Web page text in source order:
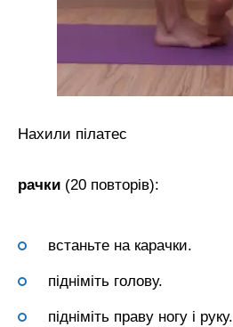
Нахили пілатес
рачки (20 повторів):
встаньте на карачки.
підніміть голову.
підніміть праву ногу і руку.